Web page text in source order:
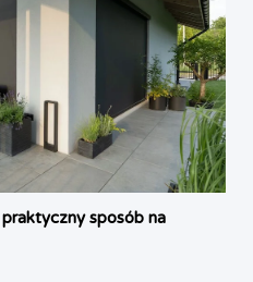
sposób na